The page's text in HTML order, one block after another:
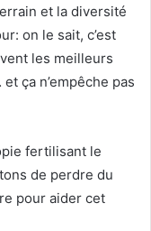
et la diversité
on le sait, c’est
les meilleurs
ça n’empêche pas
fertilisant le
de perdre du
pour aider cet